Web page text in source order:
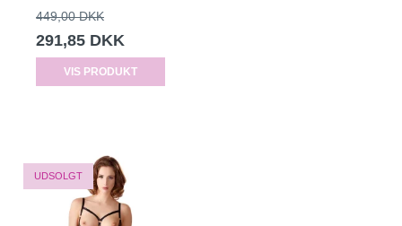
449,00 DKK
291,85 DKK
VIS PRODUKT
TILBUD
UDSOLGT